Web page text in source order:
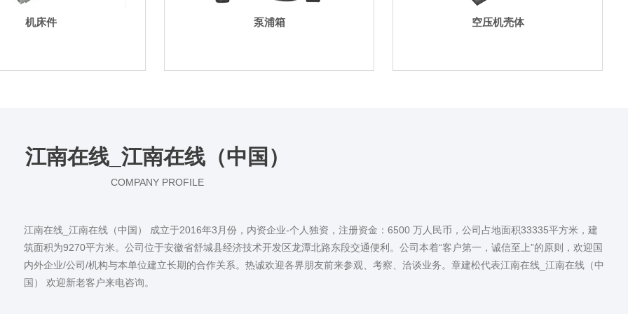
机床件 泵浦箱 空压机壳体
江南在线_江南在线（中国）
COMPANY PROFILE
江南在线_江南在线（中国） 成立于2016年3月份，内资企业-个人独资，注册资金：6500 万人民币，公司占地面积33335平方米，建
筑面积为9270平方米。公司位于安徽省舒城县经济技术开发区龙潭北路东段交通便利。公司本着“客户第一，诚信至上”的原则，欢迎国
内外企业/公司/机构与本单位建立长期的合作关系。热诚欢迎各界朋友前来参观、考察、洽谈业务。章建松代表江南在线_江南在线（中
国） 欢迎新老客户来电咨询。